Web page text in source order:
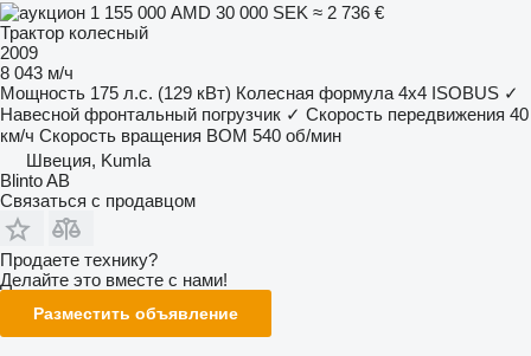
1 155 000 AMD 30 000 SEK ≈ 2 736 €
Трактор колесный
2009
8 043 м/ч
Мощность 175 л.с. (129 кВт) Колесная формула 4x4 ISOBUS ✓
Навесной фронтальный погрузчик ✓ Скорость передвижения 40
км/ч Скорость вращения ВОМ 540 об/мин
Швеция, Kumla
Blinto AB
Связаться с продавцом
Продаете технику?
Делайте это вместе с нами!
Разместить объявление